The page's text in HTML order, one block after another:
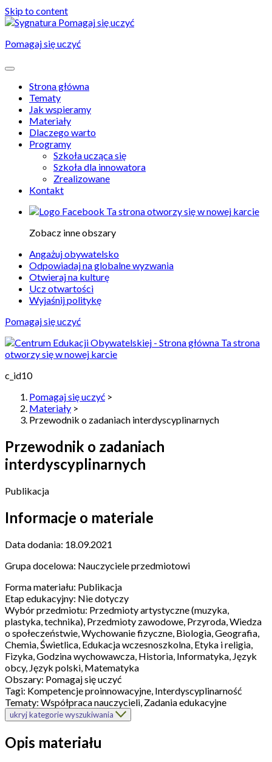
Skip to content
Pomagaj się uczyć
Strona główna
Tematy
Jak wspieramy
Materiały
Dlaczego warto
Programy
Szkoła ucząca się
Szkoła dla innowatora
Zrealizowane
Kontakt
Ta strona otworzy się w nowej karcie
Zobacz inne obszary
Angażuj obywatelsko
Odpowiadaj na globalne wyzwania
Otwieraj na kulturę
Ucz otwartości
Wyjaśnij politykę
Pomagaj się uczyć
Ta strona
otworzy się w nowej karcie
c_id10
Pomagaj się uczyć >
Materiały >
Przewodnik o zadaniach interdyscyplinarnych
Przewodnik o zadaniach
interdyscyplinarnych
Publikacja
Informacje o materiale
Data dodania: 18.09.2021
Grupa docelowa: Nauczyciele przedmiotowi
Forma materiału: Publikacja
Etap edukacyjny: Nie dotyczy
Wybór przedmiotu: Przedmioty artystyczne (muzyka,
plastyka, technika), Przedmioty zawodowe, Przyroda, Wiedza
o społeczeństwie, Wychowanie fizyczne, Biologia, Geografia,
Chemia, Świetlica, Edukacja wczesnoszkolna, Etyka i religia,
Fizyka, Godzina wychowawcza, Historia, Informatyka, Język
obcy, Język polski, Matematyka
Obszary: Pomagaj się uczyć
Tagi: Kompetencje proinnowacyjne, Interdyscyplinarność
Tematy: Współpraca nauczycieli, Zadania edukacyjne
ukryj kategorie wyszukiwania
Opis materiału